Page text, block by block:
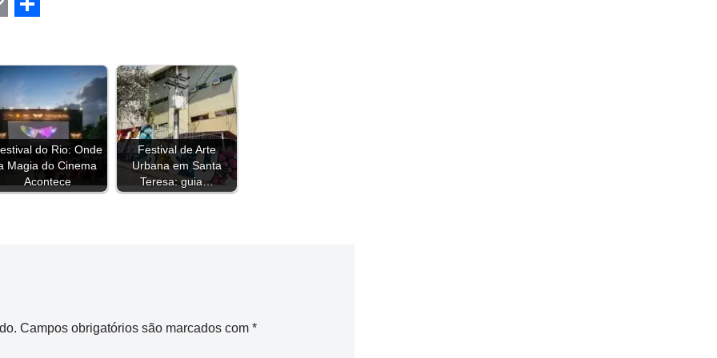
a
r
e
do Rio: Onde
Magia do Cinema
Acontece
Festival de Arte
Urbana em Santa
Teresa: guia…
Campos obrigatórios são marcados com *